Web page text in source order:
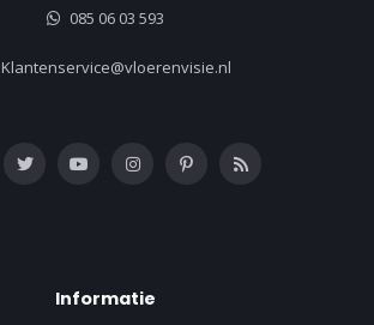
085 06 03 593
Klantenservice@vloerenvisie.nl
Informatie